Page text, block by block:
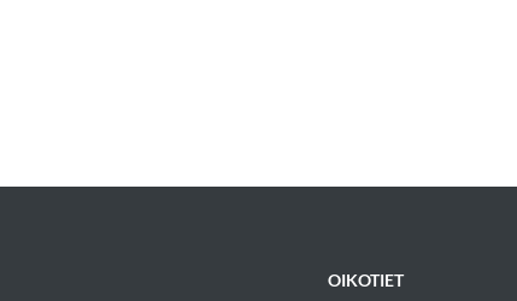
OIKOTIET